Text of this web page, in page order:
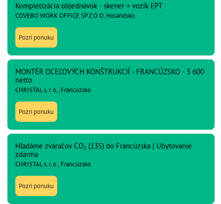
Kompletizácia objednávok - skener + vozík EPT
COVEBO WORK OFFICE SP Z O O, Holandsko
Pozri ponuku
MONTÉR OCEĽOVÝCH KONŠTRUKCIÍ - FRANCÚZSKO - 3 600
netto
CHRISTAL s. r. o., Francúzsko
Pozri ponuku
Hľadáme zváračov CO₂ (135) do Francúzska | Ubytovanie
zdarma
CHRISTAL s. r. o., Francúzsko
Pozri ponuku